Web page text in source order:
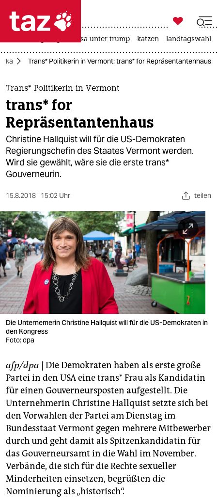
 taz zahl ich
taz zahl ich
themen
politik
öko
gesellschaft
kultur
sport
berlin
nord
wahrheit
verlag
verlag
veranstaltungen
shop
fragen & hilfe
unterstützen
abo
genossenschaft
epaper login

taz zahl ich
usa unter trump katzen landtagswahl
Trans* Politikerin in Vermont: trans* for Repräsentantenhaus
Trans* Politikerin in Vermont
trans* for
Repräsentantenhaus
Christine Hallquist will für die US-Demokraten
Regierungschefin des Staates Vermont werden.
Wird sie gewählt, wäre sie die erste trans*
Gouverneurin.
15.8.2018 15:02 Uhr teilen
Die Unternemerin Christine Hallquist will für die US-Demokraten in
den Kongress
Foto: dpa
afp/dpa | Die Demokraten haben als erste große
Partei in den USA eine trans* Frau als Kandidatin
für einen Gouverneursposten aufgestellt. Die
Unternehmerin Christine Hallquist setzte sich bei
den Vorwahlen der Partei am Dienstag im
Bundesstaat Vermont gegen mehrere Mitbewerber
durch und geht damit als Spitzenkandidatin für
das Gouverneursamt in die Wahl im November.
Verbände, die sich für die Rechte sexueller
Minderheiten einsetzen, begrüßten die
Nominierung als „historisch“.